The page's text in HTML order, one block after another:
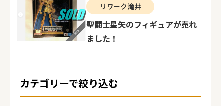
リワーク滝井
聖闘士星矢のフィギュアが売れ
ました！
カテゴリーで絞り込む